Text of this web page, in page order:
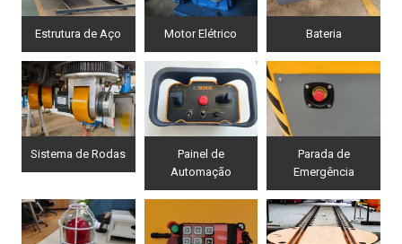
Estrutura de Aço Motor Elétrico Bateria
Sistema de Rodas
Painel de
Automação
Parada de
Emergência